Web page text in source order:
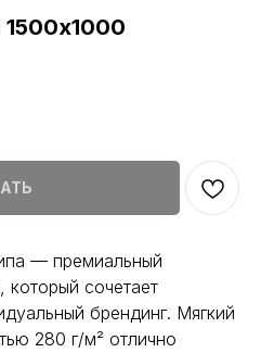
— премиальный
который сочетает
брендинг. Мягкий
280 г/м² отлично